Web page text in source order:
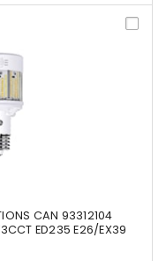
CAN 93312104
ED235 E26/EX39